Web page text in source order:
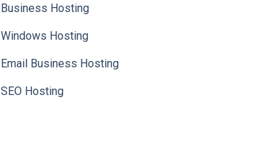
Business Hosting
Windows Hosting
Email Business Hosting
SEO Hosting